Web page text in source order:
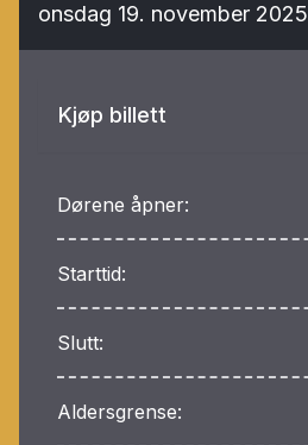
onsdag 19. november 2025
Kjøp billett
Dørene åpner:
Starttid:
Slutt:
Aldersgrense: